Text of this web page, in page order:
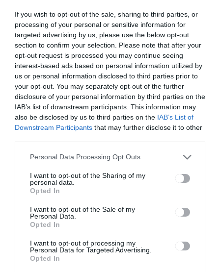
If you wish to opt-out of the sale, sharing to third parties, or
processing of your personal or sensitive information for
targeted advertising by us, please use the below opt-out
section to confirm your selection. Please note that after your
opt-out request is processed you may continue seeing
interest-based ads based on personal information utilized by
us or personal information disclosed to third parties prior to
your opt-out. You may separately opt-out of the further
disclosure of your personal information by third parties on the
IAB’s list of downstream participants. This information may
also be disclosed by us to third parties on the IAB’s List of
Downstream Participants that may further disclose it to other
Personal Data Processing Opt Outs
I want to opt-out of the Sharing of my
personal data.
Opted In
I want to opt-out of the Sale of my
Personal Data.
Opted In
I want to opt-out of processing my
Personal Data for Targeted Advertising.
Opted In
navigáció
Rajzpályázat
a vadászat
témában
Az USR
kifogásolja,
hogy a
kormány
nem tesz
semmit a
gázolaj
árának
emelkedése
ellen
Ez is érdekelheti
HÍRLISTA
Nem utazhatnak
vízummentesen az Egyesült
Államokba a külhoni
magyarok